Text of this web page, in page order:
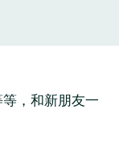
，和新朋友一